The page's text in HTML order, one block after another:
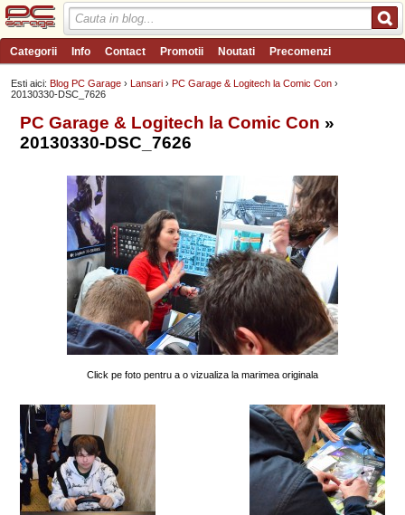
Categorii Info Contact Promotii Noutati Precomenzi
Review-uri Wishlist PC Garage TV Forum Blog Angajari
Esti aici:Blog PC Garage ›Lansari ›PC Garage & Logitech la Comic Con ›
20130330-DSC_7626
PC Garage & Logitech la Comic Con »
20130330-DSC_7626
Click pe foto pentru a o vizualiza la marimea originala